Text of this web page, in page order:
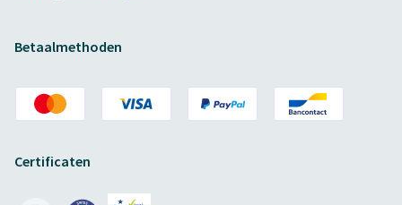
Betaalmethoden
Certificaten